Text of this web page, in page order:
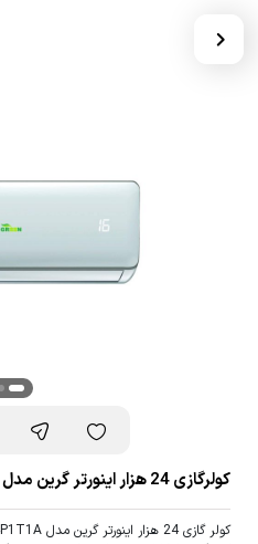
کولرگازی 24 هزار اینورتر گرین مدل GWS-H24P1T1A